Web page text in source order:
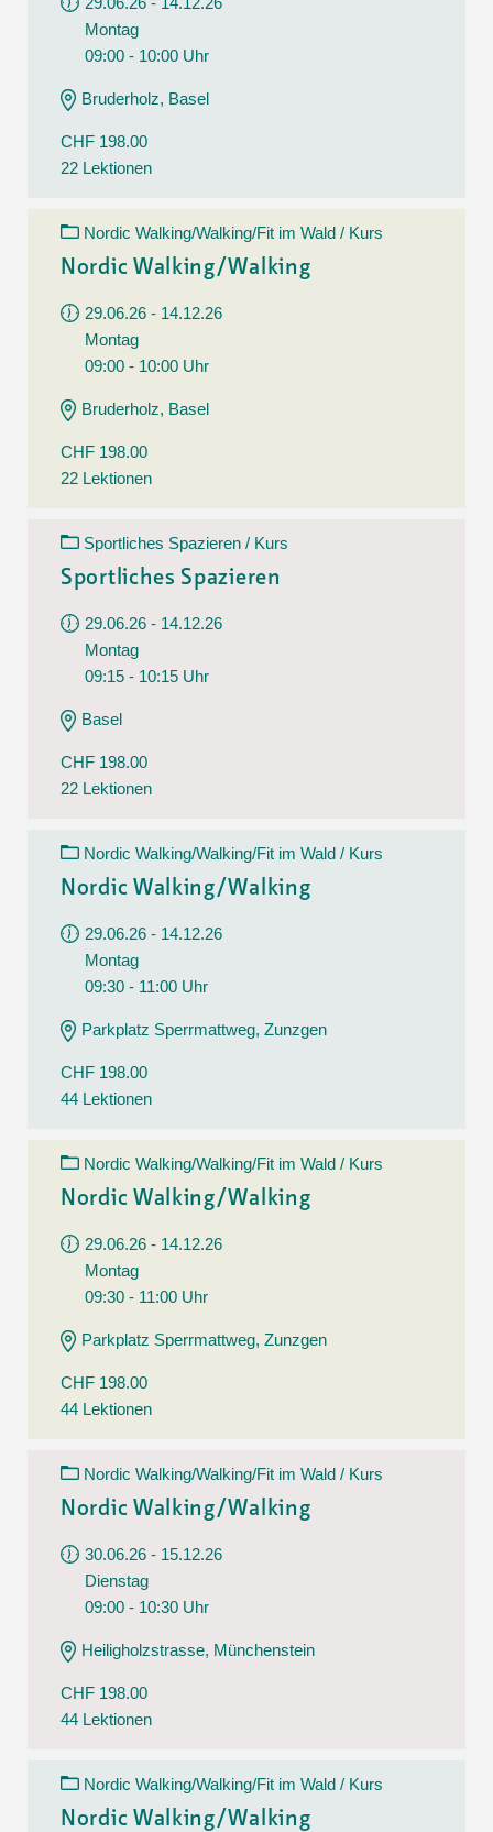
Montag
09:00 - 10:00 Uhr
Bruderholz, Basel
CHF 198.00
22 Lektionen
Nordic Walking/Walking/Fit im Wald / Kurs
Nordic Walking/Walking
29.06.26 - 14.12.26
Montag
09:00 - 10:00 Uhr
Bruderholz, Basel
CHF 198.00
22 Lektionen
Sportliches Spazieren / Kurs
Sportliches Spazieren
29.06.26 - 14.12.26
Montag
09:15 - 10:15 Uhr
Basel
CHF 198.00
22 Lektionen
Nordic Walking/Walking/Fit im Wald / Kurs
Nordic Walking/Walking
29.06.26 - 14.12.26
Montag
09:30 - 11:00 Uhr
Parkplatz Sperrmattweg, Zunzgen
CHF 198.00
44 Lektionen
Nordic Walking/Walking/Fit im Wald / Kurs
Nordic Walking/Walking
29.06.26 - 14.12.26
Montag
09:30 - 11:00 Uhr
Parkplatz Sperrmattweg, Zunzgen
CHF 198.00
44 Lektionen
Nordic Walking/Walking/Fit im Wald / Kurs
Nordic Walking/Walking
30.06.26 - 15.12.26
Dienstag
09:00 - 10:30 Uhr
Heiligholzstrasse, Münchenstein
CHF 198.00
44 Lektionen
Nordic Walking/Walking/Fit im Wald / Kurs
Nordic Walking/Walking